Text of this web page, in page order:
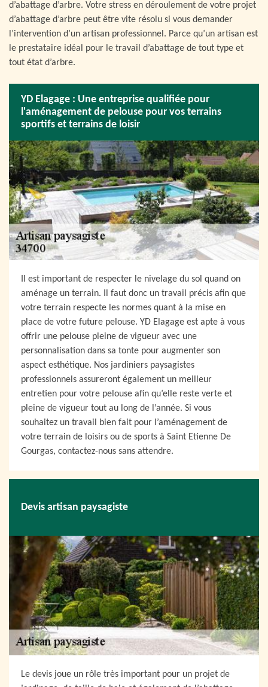
d’abattage d’arbre. Votre stress en déroulement de votre projet
d’abattage d’arbre peut être vite résolu si vous demander
l’intervention d’un artisan professionnel. Parce qu’un artisan est
le prestataire idéal pour le travail d’abattage de tout type et
tout état d’arbre.
YD Elagage : Une entreprise qualifiée pour
l'aménagement de pelouse pour vos terrains
sportifs et terrains de loisir
Il est important de respecter le nivelage du sol quand on
aménage un terrain. Il faut donc un travail précis afin que
votre terrain respecte les normes quant à la mise en
place de votre future pelouse. YD Elagage est apte à vous
offrir une pelouse pleine de vigueur avec une
personnalisation dans sa tonte pour augmenter son
aspect esthétique. Nos jardiniers paysagistes
professionnels assureront également un meilleur
entretien pour votre pelouse afin qu’elle reste verte et
pleine de vigueur tout au long de l’année. Si vous
souhaitez un travail bien fait pour l’aménagement de
votre terrain de loisirs ou de sports à Saint Etienne De
Gourgas, contactez-nous sans attendre.
Devis artisan paysagiste
Le devis joue un rôle très important pour un projet de